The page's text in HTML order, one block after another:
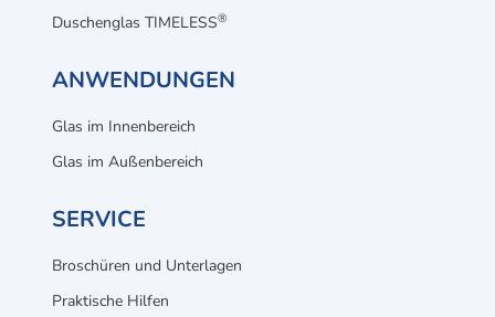
Duschenglas TIMELESS®
ANWENDUNGEN
Glas im Innenbereich
Glas im Außenbereich
SERVICE
Broschüren und Unterlagen
Praktische Hilfen